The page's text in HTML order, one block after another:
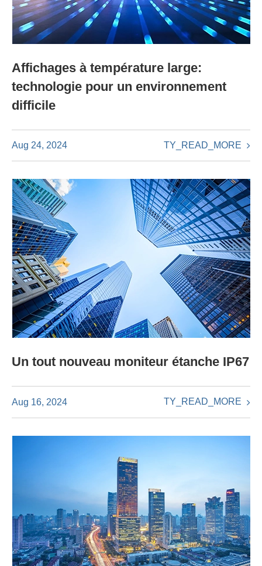
Affichages à température large:
technologie pour un environnement
difficile
Aug 24, 2024 TY_READ_MORE
Un tout nouveau moniteur étanche IP67
Aug 16, 2024 TY_READ_MORE